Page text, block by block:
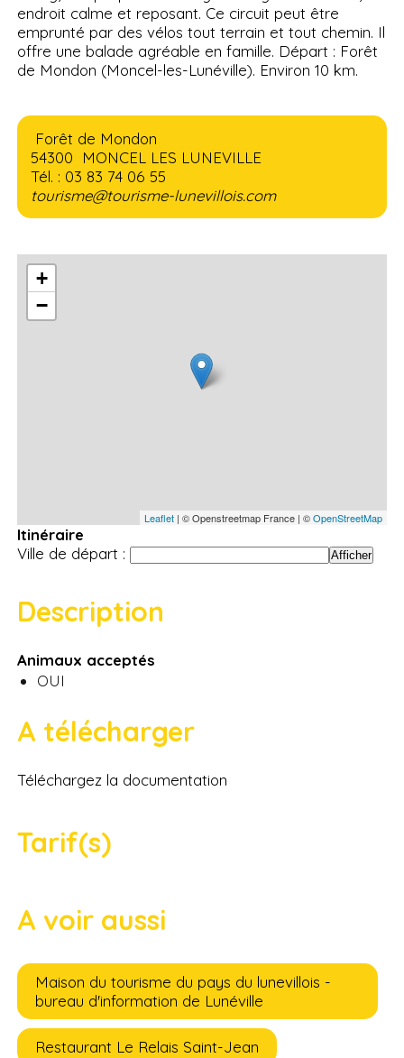
endroit calme et reposant. Ce circuit peut être
emprunté par des vélos tout terrain et tout chemin. Il
offre une balade agréable en famille. Départ : Forêt
de Mondon (Moncel-les-Lunéville). Environ 10 km.
Forêt de Mondon
54300 MONCEL LES LUNEVILLE
Tél. : 03 83 74 06 55
tourisme@tourisme-lunevillois.com
+
−
Leaflet| © Openstreetmap France | ©OpenStreetMap
Itinéraire
Ville de départ :
Description
Animaux acceptés
OUI
A télécharger
Téléchargez la documentation
Tarif(s)
A voir aussi
Maison du tourisme du pays du lunevillois -
bureau d'information de Lunéville
Restaurant Le Relais Saint-Jean